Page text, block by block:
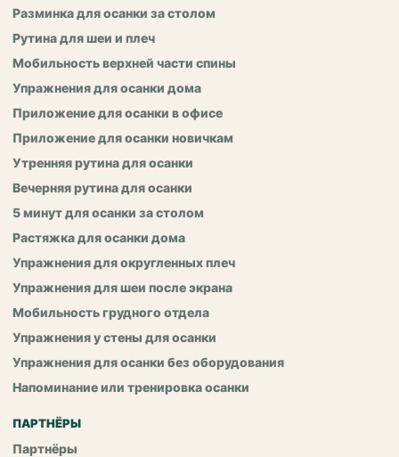
Разминка для осанки за столом
Рутина для шеи и плеч
Мобильность верхней части спины
Упражнения для осанки дома
Приложение для осанки в офисе
Приложение для осанки новичкам
Утренняя рутина для осанки
Вечерняя рутина для осанки
5 минут для осанки за столом
Растяжка для осанки дома
Упражнения для округленных плеч
Упражнения для шеи после экрана
Мобильность грудного отдела
Упражнения у стены для осанки
Упражнения для осанки без оборудования
Напоминание или тренировка осанки
ПАРТНЁРЫ
Партнёры